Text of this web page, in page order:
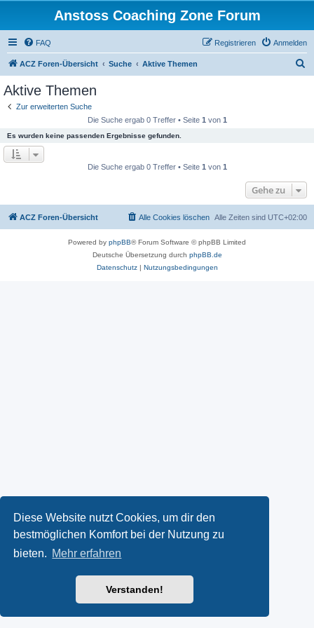
Diese Website nutzt Cookies, um dir den
bestmöglichen Komfort bei der Nutzung zu
bieten. Mehr erfahren
Verstanden!
Anstoss Coaching Zone Forum
FAQ Anmelden
Registrieren
ACZ Foren-Übersicht Suche Aktive Themen
Aktive Themen
Zur erweiterten Suche
Die Suche ergab 0 Treffer • Seite 1 von 1
Es wurden keine passenden Ergebnisse gefunden.
Die Suche ergab 0 Treffer • Seite 1 von 1
Gehe zu
ACZ Foren-Übersicht Alle Zeiten sind UTC+02:00
Alle Cookies löschen
Powered by phpBB® Forum Software © phpBB Limited
Deutsche Übersetzung durch phpBB.de
Datenschutz| Nutzungsbedingungen